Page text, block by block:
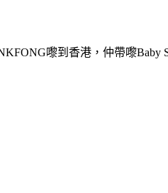
嚟到香港，仲帶嚟